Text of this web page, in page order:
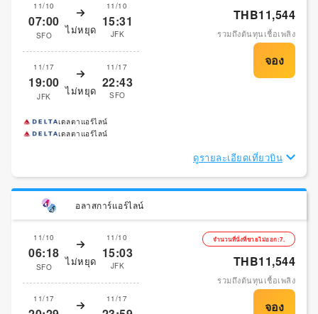
11/10
07:00
SFO ไม่หยุด
11/10
15:31
JFK
11/17
19:00
JFK ไม่หยุด
11/17
22:43
SFO
THB11,544
รวมถึงต้นทุนเชื้อเพลิง
เดลตาแอร์ไลน์
เดลตาแอร์ไลน์
ดูรายละเอียดเที่ยวบิน
อลาสการ์แอร์ไลน์
11/10
06:18
SFO ไม่หยุด
11/10
15:03
JFK
11/17 11/17
จำนวนที่นั่งที่ขายไม่ออก:7.
THB11,544
รวมถึงต้นทุนเชื้อเพลิง